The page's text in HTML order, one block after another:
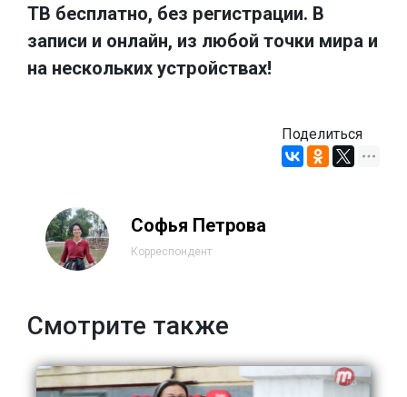
ТВ бесплатно, без регистрации. В
записи и онлайн, из любой точки мира и
на нескольких устройствах!
Поделиться
Софья Петрова
Корреспондент
Смотрите также